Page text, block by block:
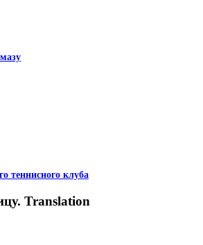
теннисного клуба
Translation